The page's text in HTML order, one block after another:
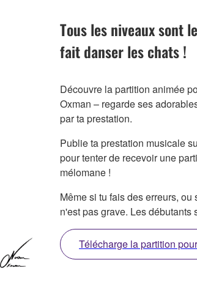
Tous les niveaux sont
fait danser les chats !
Découvre la partition animée
Oxman – regarde ses
par ta prestation.
Publie ta prestation musicale
pour tenter de recevoir une
mélomane !
Même si tu fais des erreurs,
n'est pas grave. Les
Télécharge la partition